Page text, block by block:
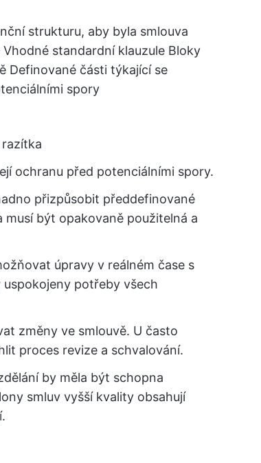
strukturu, aby byla smlouva
standardní klauzule Bloky
Definované části týkající se
spory
ochranu před potenciálními spory.
přizpůsobit předdefinované
musí být opakovaně použitelná a
úpravy v reálném čase s
potřeby všech
změny ve smlouvě. U často
proces revize a schvalování.
by měla být schopna
smluv vyšší kvality obsahují